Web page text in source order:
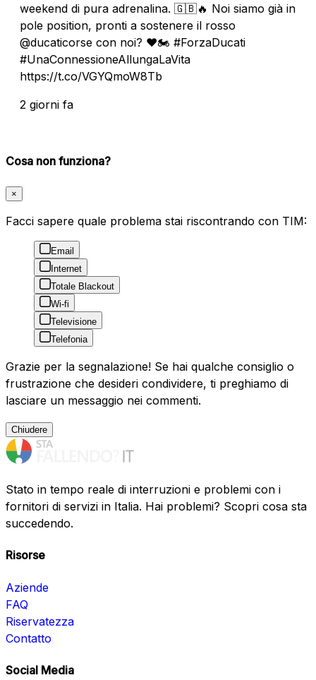
weekend di pura adrenalina. 🇬🇧🔥 Noi siamo già in
pole position, pronti a sostenere il rosso
@ducaticorse con noi? ❤️🏍️ #ForzaDucati
#UnaConnessioneAllungaLaVita
https://t.co/VGYQmoW8Tb
2 giorni fa
Cosa non funziona?
×
Facci sapere quale problema stai riscontrando con TIM:
Email
Internet
Totale Blackout
Wi-fi
Televisione
Telefonia
Grazie per la segnalazione! Se hai qualche consiglio o
frustrazione che desideri condividere, ti preghiamo di
lasciare un messaggio nei commenti.
Chiudere
Stato in tempo reale di interruzioni e problemi con i
fornitori di servizi in Italia. Hai problemi? Scopri cosa sta
succedendo.
Risorse
Aziende
FAQ
Riservatezza
Contatto
Social Media